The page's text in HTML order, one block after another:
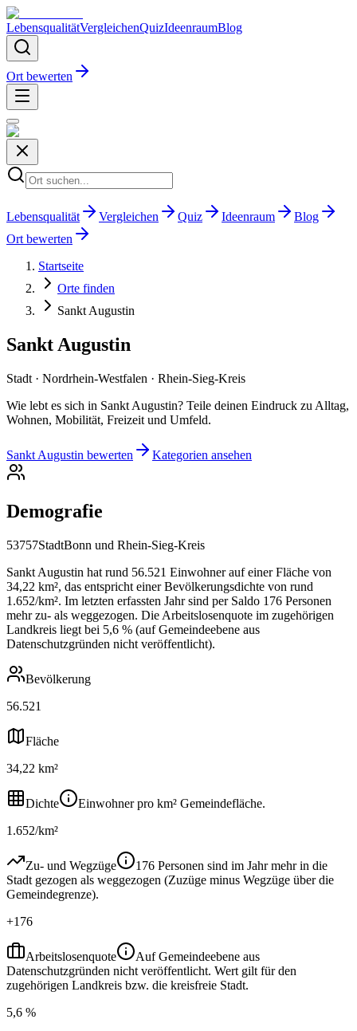
LebensqualitätVergleichenQuizIdeenraumBlog
Ort bewerten
Lebensqualität Vergleichen Quiz Ideenraum
Blog
Ort bewerten
Startseite
Orte finden
Sankt Augustin
Sankt Augustin
Stadt · Nordrhein-Westfalen · Rhein-Sieg-Kreis
Wie lebt es sich in Sankt Augustin? Teile deinen Eindruck zu Alltag,
Wohnen, Mobilität, Freizeit und Umfeld.
Sankt Augustin bewerten Kategorien ansehen
Demografie
53757StadtBonn und Rhein-Sieg-Kreis
Sankt Augustin hat rund 56.521 Einwohner auf einer Fläche von
34,22 km², das entspricht einer Bevölkerungsdichte von rund
1.652/km². Im letzten erfassten Jahr sind per Saldo 176 Personen
mehr zu- als weggezogen. Die Arbeitslosenquote im zugehörigen
Landkreis liegt bei 5,6 % (auf Gemeindeebene aus
Datenschutzgründen nicht veröffentlicht).
Bevölkerung
56.521
Fläche
34,22 km²
Dichte
Einwohner pro km² Gemeindefläche.
1.652/km²
Zu- und Wegzüge
176 Personen sind im Jahr mehr in die
Stadt gezogen als weggezogen (Zuzüge minus Wegzüge über die
Gemeindegrenze).
+176
Arbeitslosenquote
Auf Gemeindeebene aus
Datenschutzgründen nicht veröffentlicht. Wert gilt für den
zugehörigen Landkreis bzw. die kreisfreie Stadt.
5,6 %